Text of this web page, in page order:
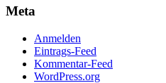
Meta
Anmelden
Eintrags-Feed
Kommentar-Feed
WordPress.org